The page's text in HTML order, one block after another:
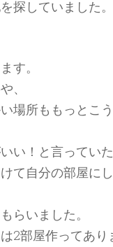
探していました
す。
、
場所ももっとこ
い！と言ってい
て自分の部屋に
らいました。
2部屋作ってあ